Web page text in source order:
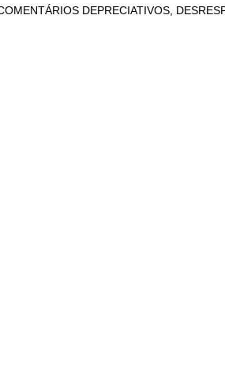
DEPRECIATIVOS,